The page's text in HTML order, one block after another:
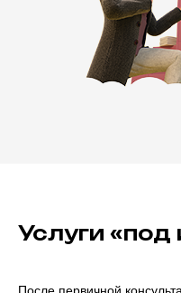
Услуги «под